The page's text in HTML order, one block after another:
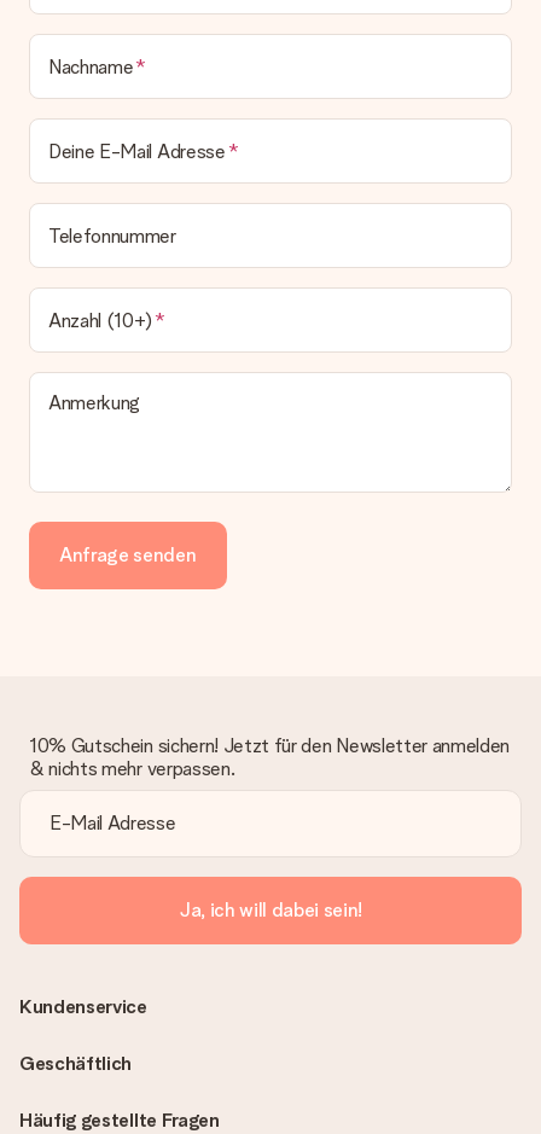
Nachname
Deine E-Mail Adresse
Telefonnummer
Anzahl (10+)
Anmerkung
Anfrage senden
10% Gutschein sichern! Jetzt für den Newsletter anmelden
& nichts mehr verpassen.
Ja, ich will dabei sein!
Häufig gestellte Fragen
Kundenservice
Geschäftlich